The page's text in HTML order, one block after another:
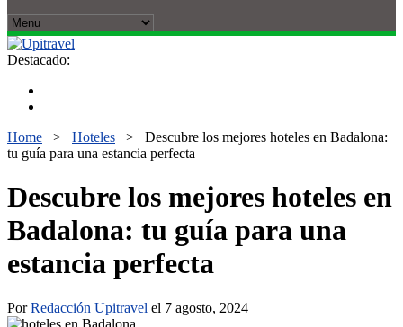
Destacado:
Home > Hoteles > Descubre los mejores hoteles en Badalona:
tu guía para una estancia perfecta
Descubre los mejores hoteles en
Badalona: tu guía para una
estancia perfecta
PorRedacción Upitravel el 7 agosto, 2024